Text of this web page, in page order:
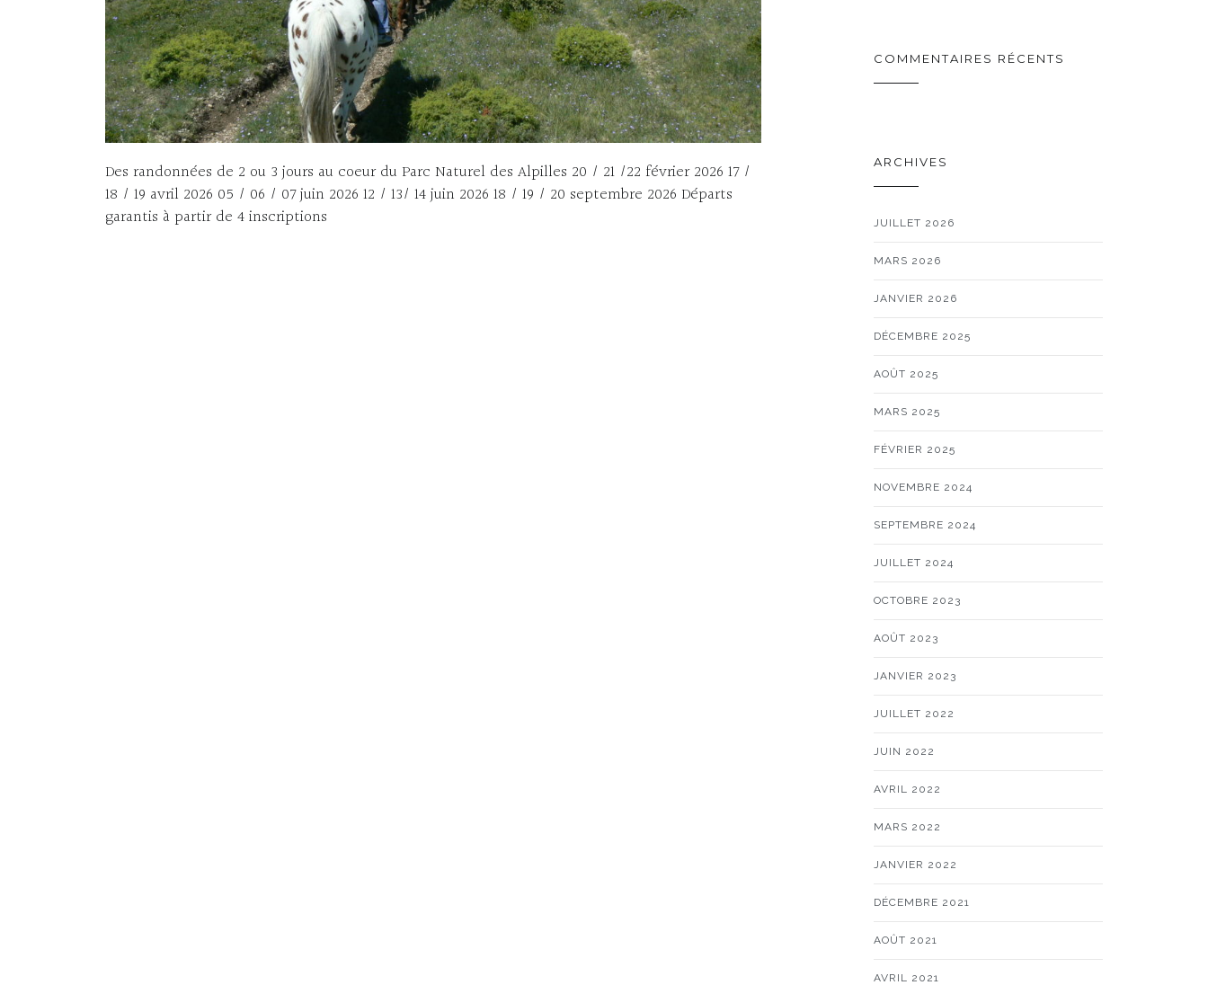
Des randonnées de 2 ou 3 jours au coeur du Parc Naturel des Alpilles 20 / 21 /22 février 2026 17 /
18 / 19 avril 2026 05 / 06 / 07 juin 2026 12 / 13/ 14 juin 2026 18 / 19 / 20 septembre 2026 Départs
garantis à partir de 4 inscriptions
COMMENTAIRES RÉCENTS
ARCHIVES
JUILLET 2026
MARS 2026
JANVIER 2026
DÉCEMBRE 2025
AOÛT 2025
MARS 2025
FÉVRIER 2025
NOVEMBRE 2024
SEPTEMBRE 2024
JUILLET 2024
OCTOBRE 2023
AOÛT 2023
JANVIER 2023
JUILLET 2022
JUIN 2022
AVRIL 2022
MARS 2022
JANVIER 2022
DÉCEMBRE 2021
AOÛT 2021
AVRIL 2021